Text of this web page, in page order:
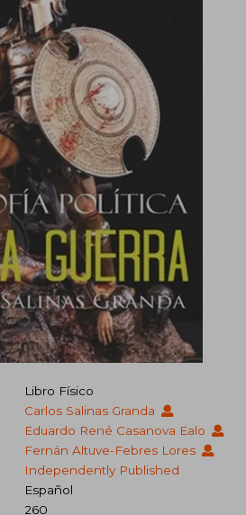
Libro Físico
Carlos Salinas Granda
Eduardo René Casanova Ealo
Fernán Altuve-Febres Lores
Independently Published
Español
260